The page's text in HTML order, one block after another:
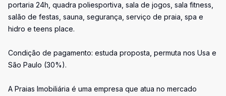
portaria 24h, quadra poliesportiva, sala de jogos, sala fitness,
salão de festas, sauna, segurança, serviço de praia, spa e
hidro e teens place.
Condição de pagamento: estuda proposta, permuta nos Usa e
São Paulo (30%).
A Praias Imobiliária é uma empresa que atua no mercado